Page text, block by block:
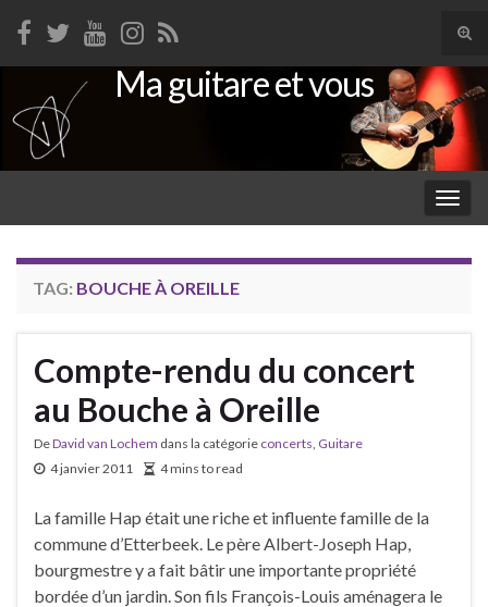
Search for:
Ma guitare et vous
TAG: BOUCHE À OREILLE
Compte-rendu du concert
au Bouche à Oreille
DeDavid van Lochem dans la catégorie concerts Guitare
4 janvier 2011
4 mins to read
La famille Hap était une riche et influente famille de la
commune d’Etterbeek. Le père Albert-Joseph Hap,
bourgmestre y a fait bâtir une importante propriété
bordée d’un jardin. Son fils François-Louis aménagera le